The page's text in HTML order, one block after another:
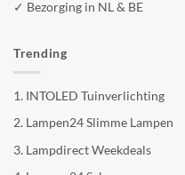
✓ Bezorging in NL & BE
Trending
1. INTOLED Tuinverlichting
2. Lampen24 Slimme Lampen
3. Lampdirect Weekdeals